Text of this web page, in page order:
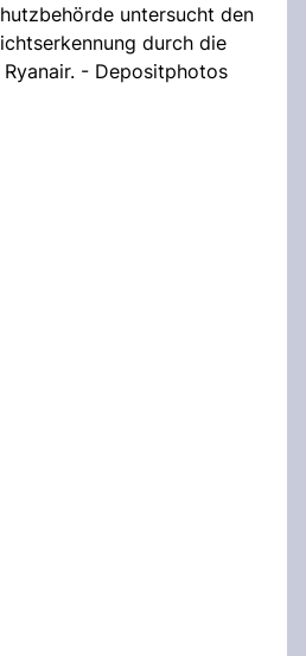
untersucht den
durch die
- Depositphotos